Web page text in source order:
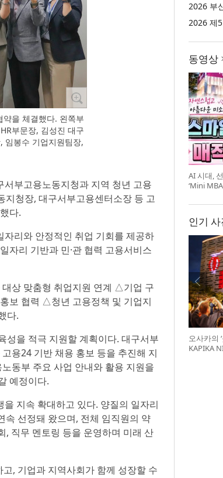
을 체결했다. 왼쪽부
부문장, 김성진 대구
임봉수 기업지원팀장,
부고용노동지청과 지역 청년 고용
청장, 대구서부고용센터소장 등 고
다.
리와 안정적인 취업 기회를 제공하
자리 기반과 민·관 협력 고용서비스
상 맞춤형 취업지원 연계 △기업 구
보 협력 △청년 고용정책 및 기업지
다.
성을 적극 지원할 계획이다. 대구서부
용24 기반 채용 홍보 등을 추진해 지
동부 주요 사업 안내와 활용 지원을
예정이다.
지속 확대하고 있다. 양질의 일자리
속 선정돼 왔으며, 전체 임직원의 약
, 직무 멘토링 등을 운영하며 미래 산
, 기업과 지역사회가 함께 성장할 수
2026 부
2026 제
동영상
AI 시대,
‘Mini
인기 사
오사카의
KAPIKA